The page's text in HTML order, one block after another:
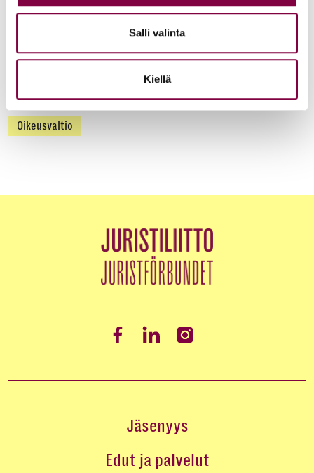
Salli valinta
Kiellä
Lausunto naisiin kohdistuvan väkivallan ja
perheväkivallan torjumisesta annetun direktiivin (NKV-
direktiivi) täytäntöönpanosta; työryhmän mietintö
Oikeusvaltio
Jäsenyys
Edut ja palvelut